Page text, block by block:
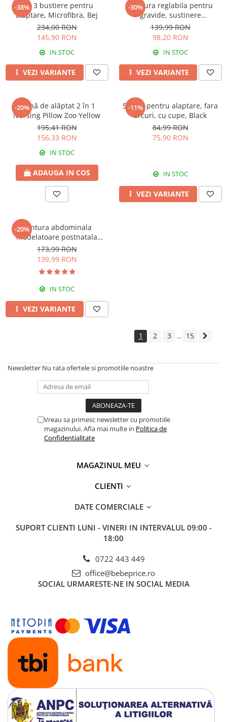
-38%
Set 3 bustiere pentru
alaptare, Microfibra, Bej
234,00 RON
145,90 RON
IN STOC
VEZI VARIANTE
-30%
Centura reglabila pentru
gravide, sustinere
abdominala in timpul sarcinii,
White
139,99 RON
98,20 RON
IN STOC
VEZI VARIANTE
-20%
Pernă de alăptat 2 în 1
Nursing Pillow Zoo Yellow
195,41 RON
156,33 RON
IN STOC
ADAUGA IN COS
-11%
Sutien pentru alaptare, fara
arcuri, cu cupe, Black
84,99 RON
75,90 RON
IN STOC
VEZI VARIANTE
-20%Centura abdominala
modelatoare postnatala
PREMIUM, prindere velcro,
Black
173,99 RON
139,99 RON
IN STOC
VEZI VARIANTE
1 2 3 ... 15
Newsletter Nu rata ofertele si promotiile noastre
Vreau sa primesc newsletter cu promotiile
magazinului. Afla mai multe in Politica de
Confidentialitate
MAGAZINUL MEU
CLIENTI
DATE COMERCIALE
SUPORT CLIENTI LUNI - VINERI IN INTERVALUL 09:00 -
18:00
0722 443 449
office@bebeprice.ro
SOCIAL URMARESTE-NE IN SOCIAL MEDIA